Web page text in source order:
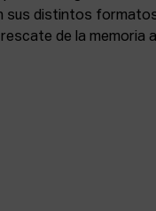
sus distintos
de la memoria